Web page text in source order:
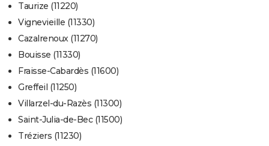
Taurize (11220)
Vignevieille (11330)
Cazalrenoux (11270)
Bouisse (11330)
Fraisse-Cabardès (11600)
Greffeil (11250)
Villarzel-du-Razès (11300)
Saint-Julia-de-Bec (11500)
Tréziers (11230)